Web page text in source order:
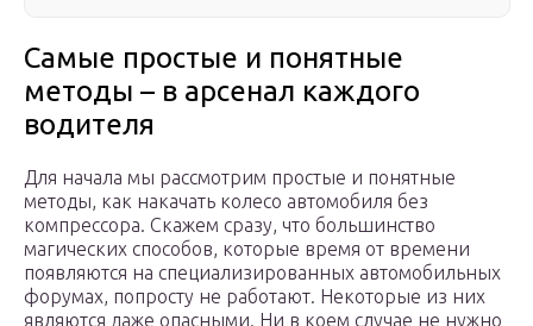
Самые простые и понятные
методы – в арсенал каждого
водителя
Для начала мы рассмотрим простые и понятные
методы, как накачать колесо автомобиля без
компрессора. Скажем сразу, что большинство
магических способов, которые время от времени
появляются на специализированных автомобильных
форумах, попросту не работают. Некоторые из них
являются даже опасными. Ни в коем случае не нужно